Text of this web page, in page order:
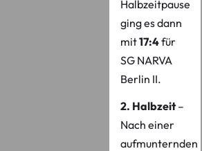
Halbzeitpause
ging es dann
mit17:4für
SG NARVA
Berlin II.
2. Halbzeit–
Nach einer
aufmunternden